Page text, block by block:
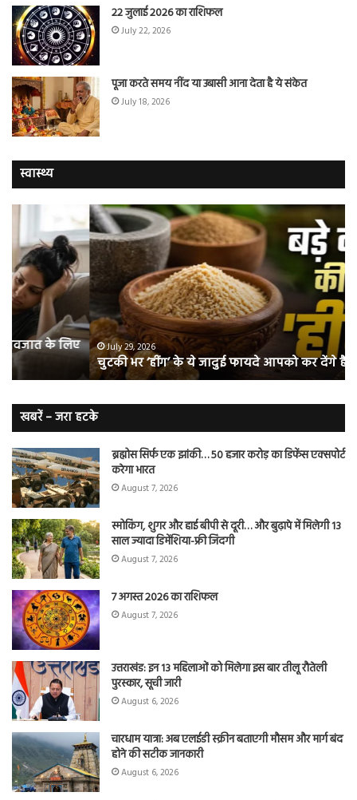
22 जुलाई 2026 का राशिफल
July 22, 2026
पूजा करते समय नींद या उबासी आना देता है ये संकेत
July 18, 2026
स्वास्थ्य
‘हींग’
के
ये
जादुई
फायदे
आपको
कर
देंगे
हैरान
July 29, 2026
चुटकी भर ‘हींग’ के ये जादुई फायदे आपको कर देंगे हैरान
ने
कि
हो
हैं
खबरें – जरा हटके
ब्रह्मोस सिर्फ एक झांकी… 50 हजार करोड़ का डिफेंस एक्सपोर्ट
करेगा भारत
August 7, 2026
स्मोकिंग, शुगर और हाई बीपी से दूरी… और बुढ़ापे में मिलेगी 13
साल ज्यादा डिमेंशिया-फ्री जिंदगी
August 7, 2026
7 अगस्त 2026 का राशिफल
August 7, 2026
उत्तराखंड: इन 13 महिलाओं को मिलेगा इस बार तीलू रौतेली
पुरस्कार, सूची जारी
August 6, 2026
चारधाम यात्रा: अब एलईडी स्क्रीन बताएगी मौसम और मार्ग बंद
होने की सटीक जानकारी
August 6, 2026